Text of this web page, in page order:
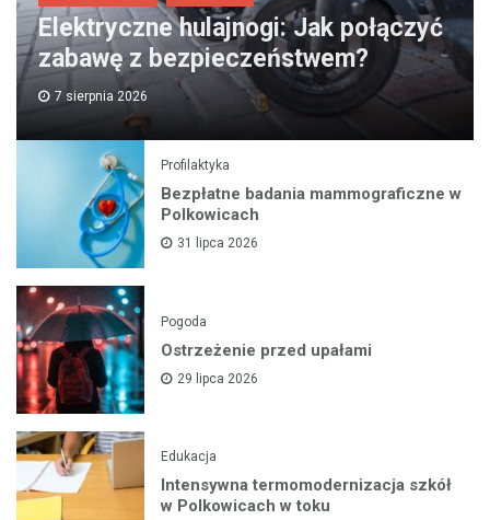
Elektryczne hulajnogi: Jak połączyć
zabawę z bezpieczeństwem?
7 sierpnia 2026
Profilaktyka
Bezpłatne badania mammograficzne w
Polkowicach
31 lipca 2026
Pogoda
Ostrzeżenie przed upałami
29 lipca 2026
Edukacja
Intensywna termomodernizacja szkół
w Polkowicach w toku